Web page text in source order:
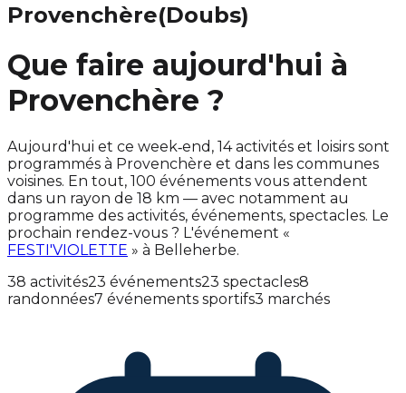
Provenchère(Doubs)
Que faire aujourd'hui à
Provenchère ?
Aujourd'hui et ce week‑end, 14 activités et loisirs sont
programmés à Provenchère et dans les communes
voisines. En tout, 100 événements vous attendent
dans un rayon de 18 km — avec notamment au
programme des activités, événements, spectacles. Le
prochain rendez-vous ? L'événement «
FESTI'VIOLETTE » à Belleherbe.
38 activités23 événements23 spectacles8
randonnées7 événements sportifs3 marchés